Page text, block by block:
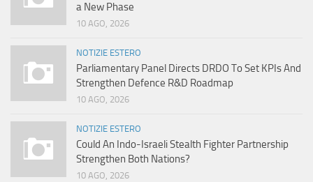
a New Phase
10 AGO, 2026
NOTIZIE ESTERO
Parliamentary Panel Directs DRDO To Set KPIs And
Strengthen Defence R&D Roadmap
10 AGO, 2026
NOTIZIE ESTERO
Could An Indo-Israeli Stealth Fighter Partnership
Strengthen Both Nations?
10 AGO, 2026